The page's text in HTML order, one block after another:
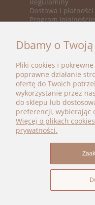
Dostawa i płatności
Program
Promocje
Marki
BOHO BÉBÉ
+48 696 696 979
Instagram
Facebook
Dbamy o
Pliki cookies i
poprawne działanie
ofertę do Twoich
wykorzystanie przez
do sklepu lub
preferencji, wybierając
Więcej o plikach
prywatności.